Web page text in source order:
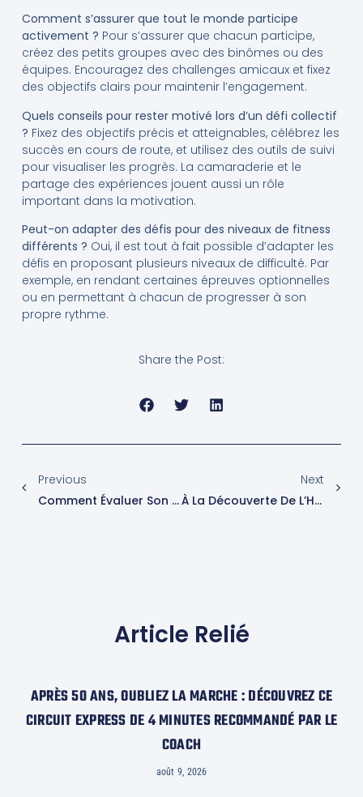
Comment s’assurer que tout le monde participe
activement ? Pour s’assurer que chacun participe,
créez des petits groupes avec des binômes ou des
équipes. Encouragez des challenges amicaux et fixez
des objectifs clairs pour maintenir l’engagement.
Quels conseils pour rester motivé lors d’un défi collectif
? Fixez des objectifs précis et atteignables, célébrez les
succès en cours de route, et utilisez des outils de suivi
pour visualiser les progrès. La camaraderie et le
partage des expériences jouent aussi un rôle
important dans la motivation.
Peut-on adapter des défis pour des niveaux de fitness
différents ? Oui, il est tout à fait possible d’adapter les
défis en proposant plusieurs niveaux de difficulté. Par
exemple, en rendant certaines épreuves optionnelles
ou en permettant à chacun de progresser à son
propre rythme.
Share the Post:
Previous
Comment Évaluer Son Niveau De Forme Physique
Next
À La Découverte De L’Hyrox : La Nouvelle Tendance Des Courses Fitness Qui Fait Sensation
Article Relié
APRÈS 50 ANS, OUBLIEZ LA MARCHE : DÉCOUVREZ CE
CIRCUIT EXPRESS DE 4 MINUTES RECOMMANDÉ PAR LE
COACH
août 9, 2026